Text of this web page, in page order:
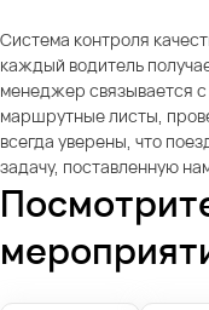
Система контроля
каждый водитель
менеджер связывается
маршрутные листы,
всегда уверены, что
задачу, поставленную